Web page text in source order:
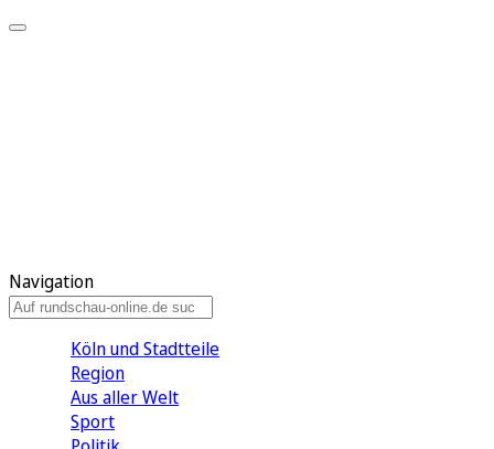
Navigation
Köln und Stadtteile
Region
Aus aller Welt
Sport